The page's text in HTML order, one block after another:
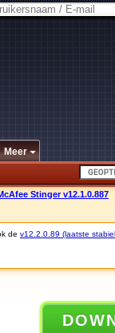
Meer
Stinger v12.1.0.887
de v12.2.0.89 (laatste